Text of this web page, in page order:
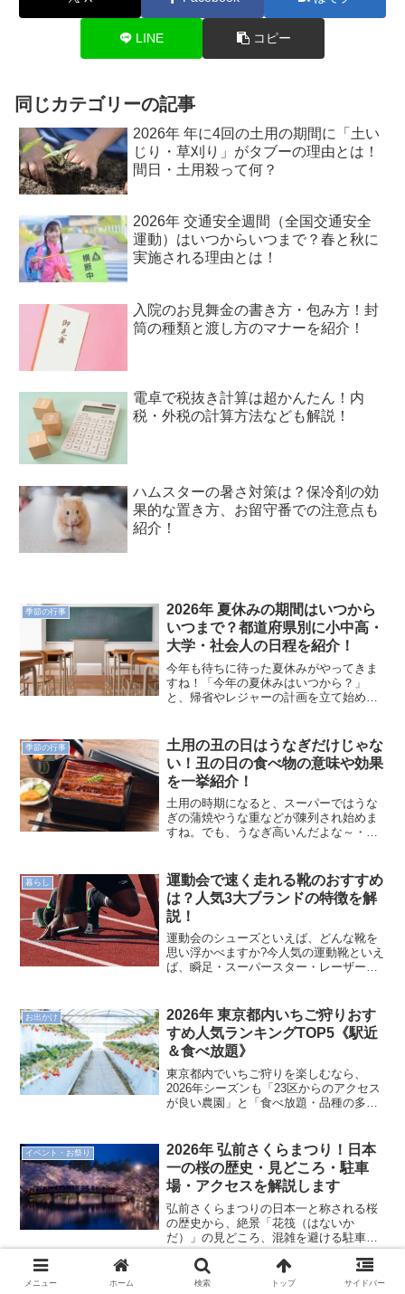
LINE コピー
同じカテゴリーの記事
2026年 年に4回の土用の期間に「土い
じり・草刈り」がタブーの理由とは！
間日・土用殺って何？
2026年 交通安全週間（全国交通安全
運動）はいつからいつまで？春と秋に
実施される理由とは！
入院のお見舞金の書き方・包み方！封
筒の種類と渡し方のマナーを紹介！
電卓で税抜き計算は超かんたん！内
税・外税の計算方法なども解説！
ハムスターの暑さ対策は？保冷剤の効
果的な置き方、お留守番での注意点も
紹介！
季節の行事
2026年 夏休みの期間はいつから
いつまで？都道府県別に小中高・
大学・社会人の日程を紹介！
今年も待ちに待った夏休みがやってきま
すね！「今年の夏休みはいつから？」
と、帰省やレジャーの計画を立て始めて
学校・中学校・高校・大学・社会人にわ
けて調査しましたので、ご...
季節の行事
土用の丑の日はうなぎだけじゃな
い！丑の日の食べ物の意味や効果
を一挙紹介！
土用の時期になると、スーパーではうな
ぎの蒲焼やうな重などが陳列され始めま
すね。でも、うなぎ高いんだよな～・・
の日の食べ物があります。うなぎと同じ
ように古来から食べられて...
暮らし
運動会で速く走れる靴のおすすめ
は？人気3大ブランドの特徴を解
説！
運動会のシューズといえば、どんな靴を
思い浮かべますか?今人気の運動靴といえ
ば、瞬足・スーパースター・レーザービ
に特化した作りになっています。今回
は、人気の3大ブランドシ...
お出かけ
2026年 東京都内いちご狩りおす
すめ人気ランキングTOP5《駅近
＆食べ放題》
東京都内でいちご狩りを楽しむなら、
2026年シーズンも「23区からのアクセス
が良い農園」と「食べ放題・品種の多
熟いちごを満喫してくださいね！
イベント・お祭り
2026年 弘前さくらまつり！日本
一の桜の歴史・見どころ・駐車
場・アクセスを解説します
弘前さくらまつりの日本一と称される桜
の歴史から、絶景「花筏（はないか
だ）」の見どころ、混雑を避ける駐車
場・アクセス情報まで解説！お得な入園
特典など、旅行前に必ずチェックしたい
攻略情報を網羅します。
イベント・お祭り 2026年 人間将棋・天童市の日程
メニュー ホーム 検索 トップ サイドバー